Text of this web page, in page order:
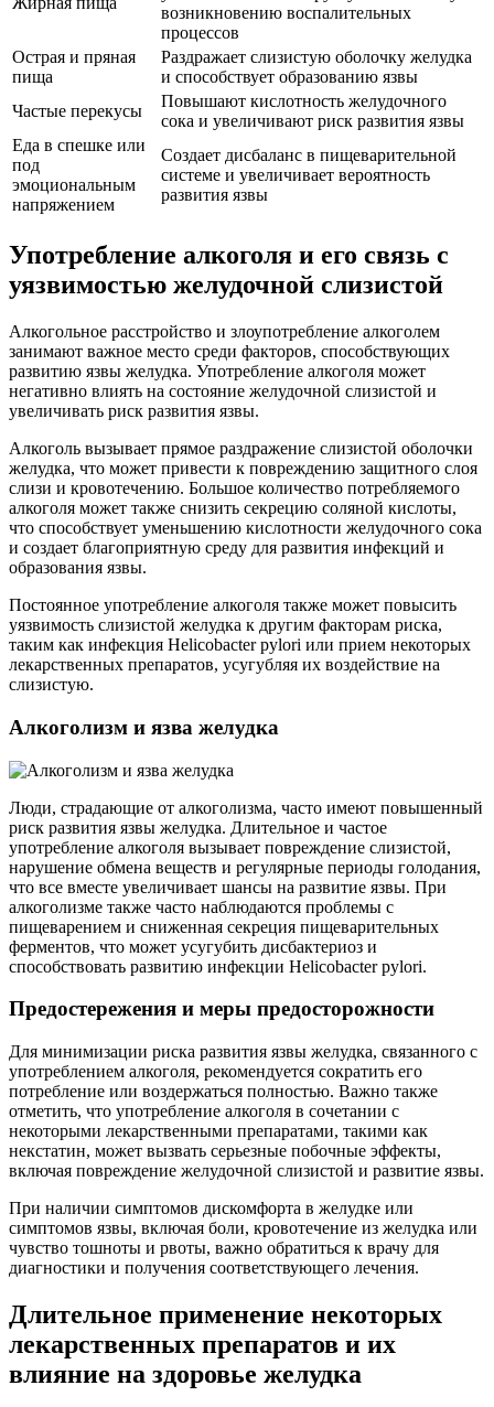
возникновению воспалительных
процессов
Острая и пряная
пища
Раздражает слизистую оболочку желудка
и способствует образованию язвы
Частые перекусы
Повышают кислотность желудочного
сока и увеличивают риск развития язвы
Еда в спешке или
под
эмоциональным
напряжением
Создает дисбаланс в пищеварительной
системе и увеличивает вероятность
развития язвы
Употребление алкоголя и его связь с
уязвимостью желудочной слизистой
Алкогольное расстройство и злоупотребление алкоголем
занимают важное место среди факторов, способствующих
развитию язвы желудка. Употребление алкоголя может
негативно влиять на состояние желудочной слизистой и
увеличивать риск развития язвы.
Алкоголь вызывает прямое раздражение слизистой оболочки
желудка, что может привести к повреждению защитного слоя
слизи и кровотечению. Большое количество потребляемого
алкоголя может также снизить секрецию соляной кислоты,
что способствует уменьшению кислотности желудочного сока
и создает благоприятную среду для развития инфекций и
образования язвы.
Постоянное употребление алкоголя также может повысить
уязвимость слизистой желудка к другим факторам риска,
таким как инфекция Helicobacter pylori или прием некоторых
лекарственных препаратов, усугубляя их воздействие на
слизистую.
Алкоголизм и язва желудка
Люди, страдающие от алкоголизма, часто имеют повышенный
риск развития язвы желудка. Длительное и частое
употребление алкоголя вызывает повреждение слизистой,
нарушение обмена веществ и регулярные периоды голодания,
что все вместе увеличивает шансы на развитие язвы. При
алкоголизме также часто наблюдаются проблемы с
пищеварением и сниженная секреция пищеварительных
ферментов, что может усугубить дисбактериоз и
способствовать развитию инфекции Helicobacter pylori.
Предостережения и меры предосторожности
Для минимизации риска развития язвы желудка, связанного с
употреблением алкоголя, рекомендуется сократить его
потребление или воздержаться полностью. Важно также
отметить, что употребление алкоголя в сочетании с
некоторыми лекарственными препаратами, такими как
некстатин, может вызвать серьезные побочные эффекты,
включая повреждение желудочной слизистой и развитие язвы.
При наличии симптомов дискомфорта в желудке или
симптомов язвы, включая боли, кровотечение из желудка или
чувство тошноты и рвоты, важно обратиться к врачу для
диагностики и получения соответствующего лечения.
Длительное применение некоторых
лекарственных препаратов и их
влияние на здоровье желудка